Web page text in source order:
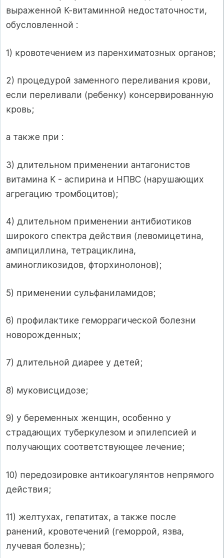
выраженной К-витаминной недостаточности,
обусловленной :
1) кровотечением из паренхиматозных органов;
2) процедурой заменного переливания крови,
если переливали (ребенку) консервированную
кровь;
а также при :
3) длительном применении антагонистов
витамина К - аспирина и НПВС (нарушающих
агрегацию тромбоцитов);
4) длительном применении антибиотиков
широкого спектра действия (левомицетина,
ампициллина, тетрациклина,
аминогликозидов, фторхинолонов);
5) применении сульфаниламидов;
6) профилактике геморрагической болезни
новорожденных;
7) длительной диарее у детей;
8) муковисцидозе;
9) у беременных женщин, особенно у
страдающих туберкулезом и эпилепсией и
получающих соответствующее лечение;
10) передозировке антикоагулянтов непрямого
действия;
11) желтухах, гепатитах, а также после
ранений, кровотечений (геморрой, язва,
лучевая болезнь);